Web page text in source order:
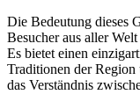
Die Bedeutung dieses
Besucher aus aller
Es bietet einen
Traditionen der
das Verständnis